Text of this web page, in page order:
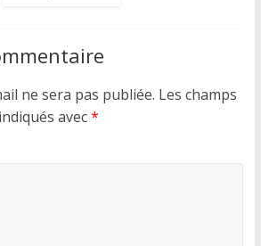
ne sera pas publiée. Les champs
avec*